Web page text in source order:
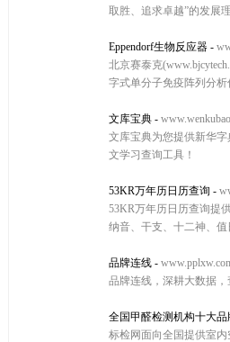
取胜、追求卓越”的发展
Eppendorf生物反应器 -
北京赛泰克
字式单分子免疫阵列分
文库宝典 -
文库宝典为您提供新华
文学习查询工具！
53KR万年历日历查询 -
53KR万年历日历查询提
纳音、干支、十二神、
品牌连线 -
品牌连线，深耕大数据
全国甲醛检测机构十大品
标检网面向全国提供室